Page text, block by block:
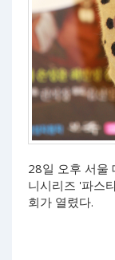
28일 오후 서울
니시리즈 '파스
회가 열렸다.